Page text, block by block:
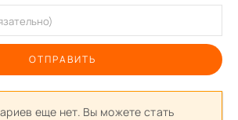
ОТПРАВИТЬ
еще нет. Вы можете стать